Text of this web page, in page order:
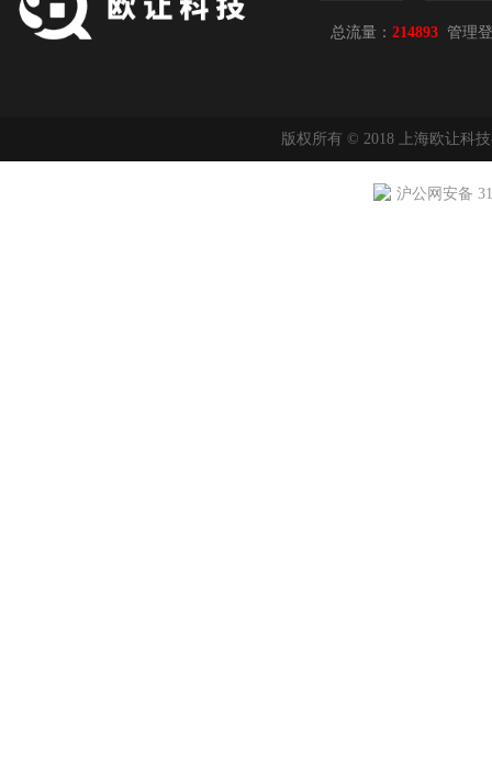
总流量： 214893 管理
版权所有 © 2018 上海欧让科
沪公网安备